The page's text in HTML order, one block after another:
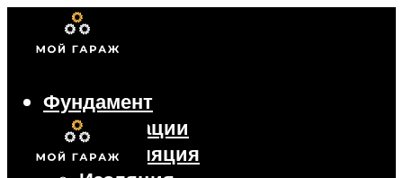
Фундамент
Коммуникации
Вентиляция